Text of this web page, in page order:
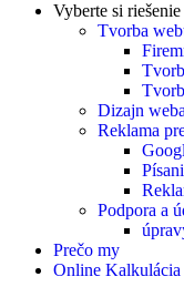
Vyberte si riešenie
Tvorba
Dizajn
Reklama
Podpora a
Prečo my
Online Kalkulácia